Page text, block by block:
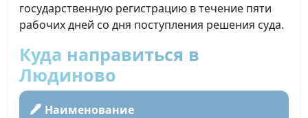
государственную регистрацию в течение пяти
рабочих дней со дня поступления решения суда.
Куда направиться в
Людиново
Наименование